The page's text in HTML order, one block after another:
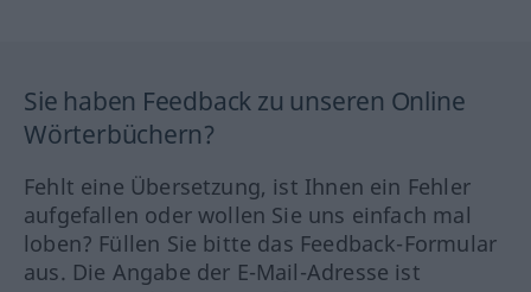
Sie haben Feedback zu unseren Online
Wörterbüchern?
Fehlt eine Übersetzung, ist Ihnen ein Fehler
aufgefallen oder wollen Sie uns einfach mal
loben? Füllen Sie bitte das Feedback-Formular
aus. Die Angabe der E-Mail-Adresse ist